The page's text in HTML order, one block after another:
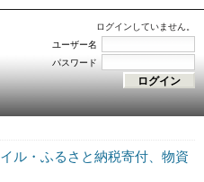
ログインしていません。
ユーザー名
パスワード
ル・ふるさと納税寄付、物資